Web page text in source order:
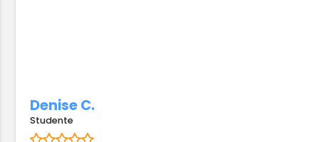
Denise C.
Studente